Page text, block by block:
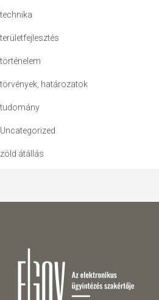
technika
területfejlesztés
történelem
törvények, határozatok
tudomány
Uncategorized
zöld átállás